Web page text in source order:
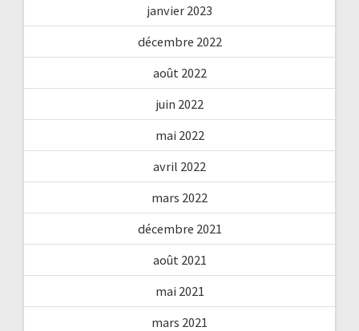
janvier 2023
décembre 2022
août 2022
juin 2022
mai 2022
avril 2022
mars 2022
décembre 2021
août 2021
mai 2021
mars 2021